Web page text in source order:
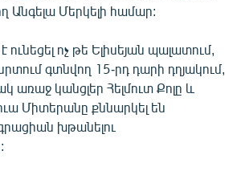
Անգելա Մերկելի համար:
ունեցել ոչ թե Ելիսեյան պալատում,
սրտում գտնվող 15-րդ դարի դղյակում,
առաջ կանցլեր Հելմուտ Քոլը և
Միտերանը քննարկել են
խթանելու